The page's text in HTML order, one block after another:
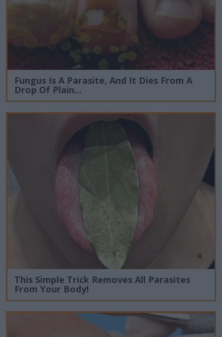
Fungus Is A Parasite, And It Dies From A
Drop Of Plain...
This Simple Trick Removes All Parasites
From Your Body!